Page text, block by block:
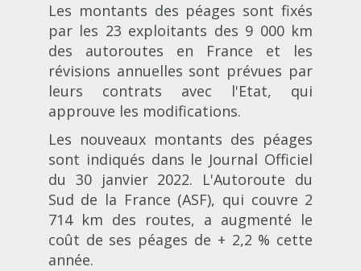
Les montants des péages sont fixés
par les 23 exploitants des 9 000 km
des autoroutes en France et les
révisions annuelles sont prévues par
leurs contrats avec l'Etat, qui
approuve les modifications.
Les nouveaux montants des péages
sont indiqués dans le Journal Officiel
du 30 janvier 2022. L'Autoroute du
Sud de la France (ASF), qui couvre 2
714 km des routes, a augmenté le
coût de ses péages de + 2,2 % cette
année.